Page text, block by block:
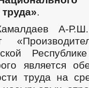
_
МУНИЦИПАЛЬНЫЕ УСЛУГИ
МУНИЦИПАЛЬНЫХ УСЛУГ
ИНТЕРНЕТ
ГРАЖДАН
ФОРМА
.
А-
является
труда на